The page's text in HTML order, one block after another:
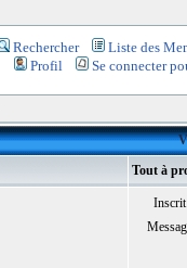
Rechercher
Liste des
Profil
Se connecter
Tout à